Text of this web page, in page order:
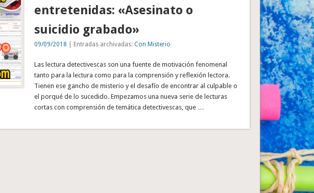
entretenidas: «Asesinato o
suicidio grabado»
09/09/2018 | Entradas archivadas: Con Misterio
Las lectura detectivescas son una fuente de motivación fenomenal
tanto para la lectura como para la comprensión y reflexión lectora.
Tienen ese gancho de misterio y el desafío de encontrar al culpable o
el porqué de lo sucedido. Empezamos una nueva serie de lecturas
cortas con comprensión de temática detectivescas, que …